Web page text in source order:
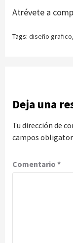
Atrévete a
Tags: diseño grafico,
Deja una
Tu dirección de
campos
Comentario *